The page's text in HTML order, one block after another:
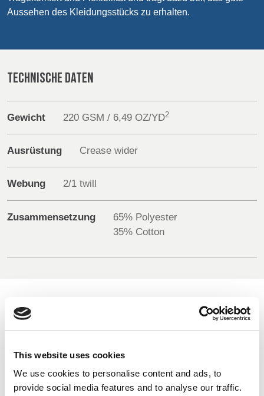
This website uses cookies
We use cookies to personalise content and ads, to
provide social media features and to analyse our traffic.
Veranstaltungen
Contact
Erweiterte Suche
SLOVAKIA
LATVIA
GERMANY,
AUSTRIA &
SWITZERLAND
HOLLAND
TRUTHAHN
BULGARIA,
HUNGARY,
ROMANIA &
NORWAY &
REPUBLIC OF
IRELAND
Aussehen des Kleidungsstücks zu erhalten.
TECHNISCHE DATEN
Gewicht 220 GSM / 6,49 OZ/YD2
Ausrüstung Crease wider
Webung 2/1 twill
Zusammensetzung
65% Polyester
35% Cotton
VERFÜGBARE FARBEN
über neue Ergänzungen der Farbpalette , die über den
auf Aufträge Mindest meterage unterliegen können